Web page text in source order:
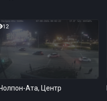
12
Ата, Центр